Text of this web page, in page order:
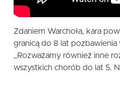
Zdaniem Warchoła, kara
granicą do 8 lat pozbawienia
„Rozważamy również inne
wszystkich chorób do lat 5.